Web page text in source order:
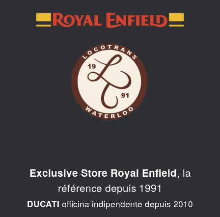
Exclusive Store Royal Enfield, la
référence depuis 1991
DUCATI officina indipendente depuis 2010